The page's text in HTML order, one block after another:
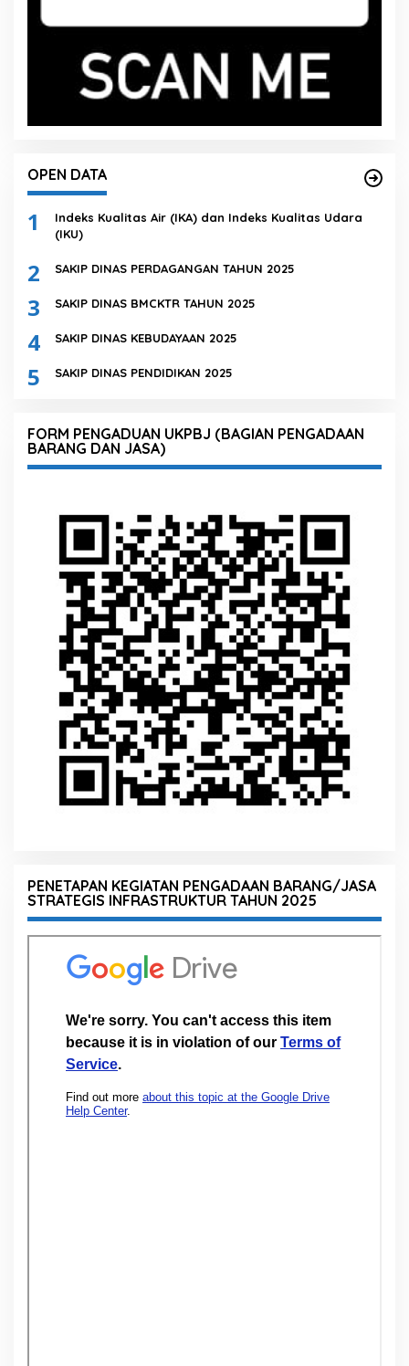
OPEN DATA
1
Indeks Kualitas Air (IKA) dan Indeks Kualitas Udara
(IKU)
2 SAKIP DINAS PERDAGANGAN TAHUN 2025
3 SAKIP DINAS BMCKTR TAHUN 2025
4 SAKIP DINAS KEBUDAYAAN 2025
5 SAKIP DINAS PENDIDIKAN 2025
FORM PENGADUAN UKPBJ (BAGIAN PENGADAAN
BARANG DAN JASA)
PENETAPAN KEGIATAN PENGADAAN BARANG/JASA
STRATEGIS INFRASTRUKTUR TAHUN 2025